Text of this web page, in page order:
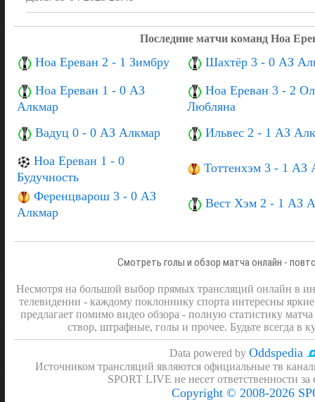
Последние матчи команд Ноа
Ноа Ереван 2 - 1 Зимбру
Шахтёр 3 - 0 АЗ
Ноа Ереван 1 - 0 АЗ
Алкмар
Ноа Ереван 3 - 2
Любляна
Вадуц 0 - 0 АЗ Алкмар
Ильвес 2 - 1 АЗ
Ноа Ереван 1 - 0
Будучность
Тоттенхэм 3 - 1 АЗ
Ференцварош 3 - 0 АЗ
Алкмар
Вест Хэм 2 - 1 АЗ
Смотреть голы и обзор матча онлайн -
Несмотря на большой выбор прямых трансляций онлайн в
телевидении - каждому поклоннику спорта интересны
предлагает помимо видео обзора - полную статистику
створ, штрафные, голы и прочее. Будьте всегда в
Data powered byOddspedia
Источником трансляций являются официальные тв
SPORT LIVE не несет ответственности
Copyright © 2008-2026